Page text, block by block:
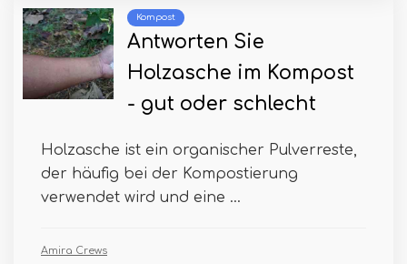
Kompost
Antworten Sie
Holzasche im Kompost
- gut oder schlecht
Holzasche ist ein organischer Pulverreste,
der häufig bei der Kompostierung
verwendet wird und eine ...
Amira Crews